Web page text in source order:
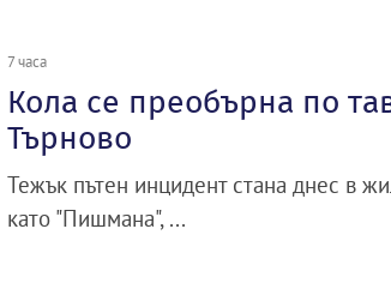
7 часа
Кола се преобърна по
Търново
Тежък пътен инцидент стана днес в
като "Пишмана", ...